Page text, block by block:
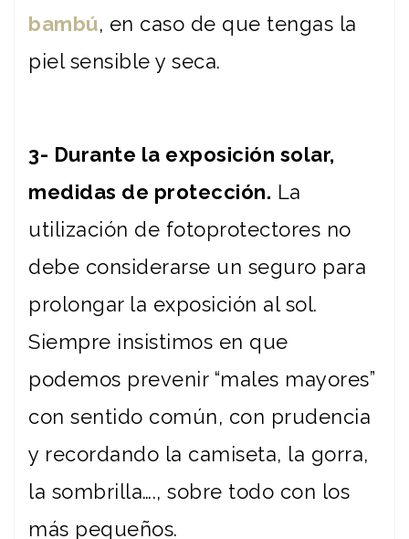
bambú, en caso de que tengas la
piel sensible y seca.
3- Durante la exposición solar,
medidas de protección. La
utilización de fotoprotectores no
debe considerarse un seguro para
prolongar la exposición al sol.
Siempre insistimos en que
podemos prevenir “males mayores”
con sentido común, con prudencia
y recordando la camiseta, la gorra,
la sombrilla…., sobre todo con los
más pequeños.